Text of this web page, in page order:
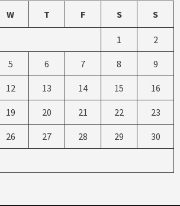
W T F S S
1 2
5 6 7 8 9
12 13 14 15 16
19 20 21 22 23
26 27 28 29 30